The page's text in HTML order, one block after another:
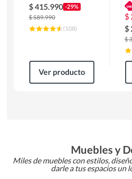
MAS430B
$415.990 -29%
$589.990
(108)
Ver producto
$
$
$
Muebles y
Miles de muebles con estilos,
darle a tus espacios un